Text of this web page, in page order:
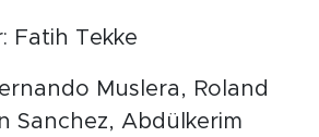
Fatih Tekke
Muslera, Roland
Sanchez, Abdülkerim